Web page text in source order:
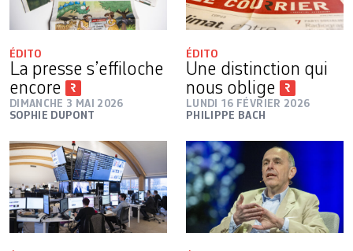
ÉDITO
La presse s’effiloche
­encore
DIMANCHE 3 MAI 2026
SOPHIE DUPONT
ÉDITO
Une distinction qui
nous oblige
LUNDI 16 FÉVRIER 2026
PHILIPPE BACH